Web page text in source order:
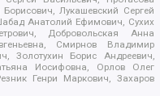
Лукашевский Сергей
Анатолий Ефимович, Сухих
Добровольская Анна
Смирнов Владимир
Золотухин Борис Андреевич,
Иосифовна, Орлов Олег
Генри Маркович, Захаров